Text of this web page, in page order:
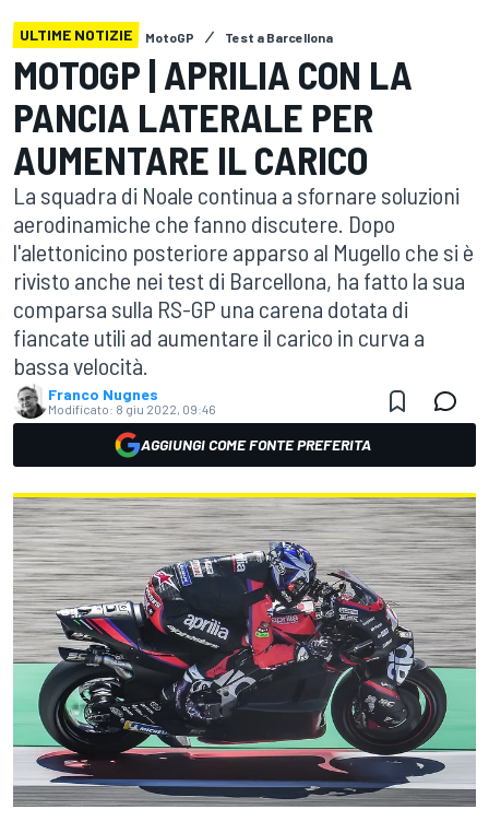
ULTIME NOTIZIE MotoGP Test a Barcellona
MOTOGP | APRILIA CON LA
PANCIA LATERALE PER
AUMENTARE IL CARICO
La squadra di Noale continua a sfornare soluzioni
aerodinamiche che fanno discutere. Dopo
l'alettonicino posteriore apparso al Mugello che si è
rivisto anche nei test di Barcellona, ha fatto la sua
comparsa sulla RS-GP una carena dotata di
fiancate utili ad aumentare il carico in curva a
bassa velocità.
Franco Nugnes
Modificato: 8 giu 2022, 09:46
AGGIUNGI COME FONTE PREFERITA